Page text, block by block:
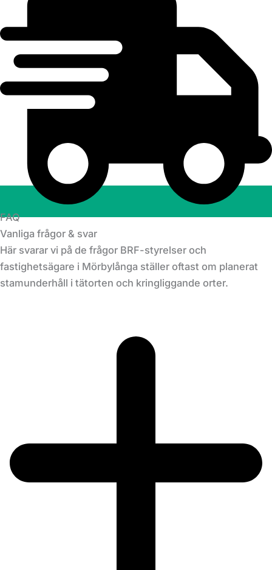
FAQ
Vanliga frågor & svar
Här svarar vi på de frågor BRF-styrelser och
fastighetsägare i Mörbylånga ställer oftast om planerat
stamunderhåll i tätorten och kringliggande orter.